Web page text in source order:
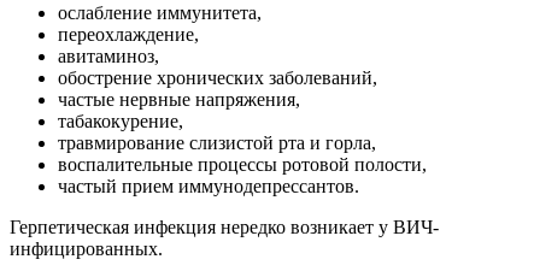
ослабление иммунитета,
переохлаждение,
авитаминоз,
обострение хронических заболеваний,
частые нервные напряжения,
табакокурение,
травмирование слизистой рта и горла,
воспалительные процессы ротовой полости,
частый прием иммунодепрессантов.
Герпетическая инфекция нередко возникает у ВИЧ-
инфицированных.